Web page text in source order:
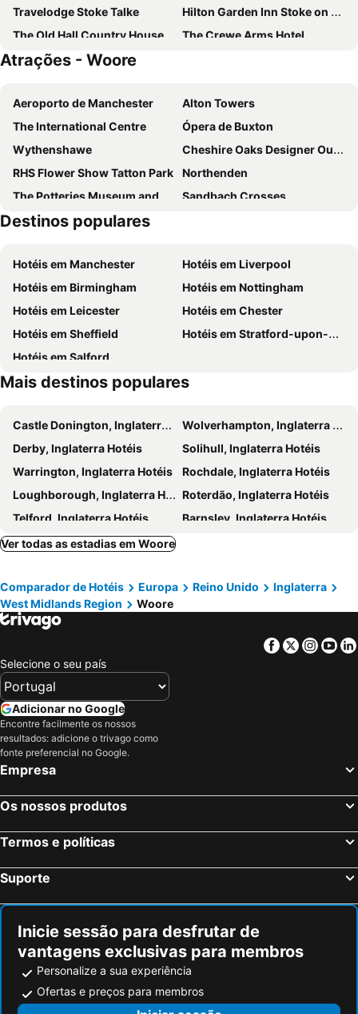
Travelodge Stoke Talke
Hilton Garden Inn Stoke on Trent
The Old Hall Country House
The Crewe Arms Hotel
Slaters Country Inn
Rookery Hall Hotel & Spa
The Crown Hotel
Travelodge Stafford M6
Atrações - Woore
Aeroporto de Manchester
Alton Towers
The International Centre
Ópera de Buxton
Wythenshawe
Cheshire Oaks Designer Outlet Centre
RHS Flower Show Tatton Park
Northenden
The Potteries Museum and Art Gallery
Sandbach Crosses
Biddulph Grange Garden
Capesthorne Hall
Chester Zoo
Blithfield Reservoir
Chirk Castle
Eastgate Clock
Alderley Edge
Coutts International Polo Festival
Golden Square Shopping Centre
Gullivers World
Destinos populares
Hotéis em Manchester
Hotéis em Liverpool
Hotéis em Birmingham
Hotéis em Nottingham
Hotéis em Leicester
Hotéis em Chester
Hotéis em Sheffield
Hotéis em Stratford-upon-Avon
Hotéis em Salford
Mais destinos populares
Castle Donington, Inglaterra Hotéis
Wolverhampton, Inglaterra Hotéis
Derby, Inglaterra Hotéis
Solihull, Inglaterra Hotéis
Warrington, Inglaterra Hotéis
Rochdale, Inglaterra Hotéis
Loughborough, Inglaterra Hotéis
Roterdão, Inglaterra Hotéis
Telford, Inglaterra Hotéis
Barnsley, Inglaterra Hotéis
Worsley, Inglaterra Hotéis
Buxton, Inglaterra Hotéis
Southport, Inglaterra Hotéis
Worcester, Inglaterra Hotéis
Preston, Inglaterra Hotéis
Bolton, Inglaterra Hotéis
Birmingham, Inglaterra Hotéis
Oxford, Inglaterra Hotéis
Cambridge, Inglaterra Hotéis
Nottingham, Inglaterra Hotéis
Peterborough, Inglaterra Hotéis
Milton Keynes, Inglaterra Hotéis
Edimburgo, Escócia Hotéis
Liverpool, Inglaterra Hotéis
Glasgow, Escócia Hotéis
Inverness, Escócia Hotéis
Ver todas as estadias em Woore
Comparador de Hotéis Europa Reino Unido
Inglaterra
West Midlands Region
Woore
Facebook
Twitter
Selecione o seu país
Adicionar no Google
Encontre facilmente os nossos
resultados: adicione o trivago como
fonte preferencial no Google.
Empresa
Os nossos produtos
Termos e políticas
Suporte
Inicie sessão para desfrutar de
vantagens exclusivas para membros
Personalize a sua experiência
Ofertas e preços para membros